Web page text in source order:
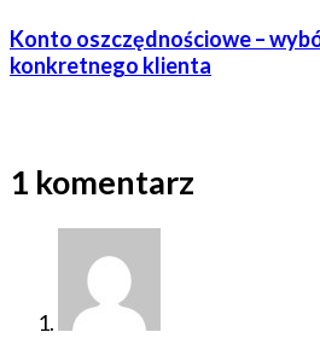
Konto oszczędnościowe –
konkretnego klienta
1 komentarz